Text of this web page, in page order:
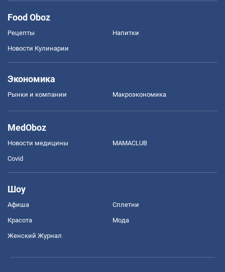
Food Oboz
Рецепты Напитки
Новости Кулинарии
Экономика
Рынки и компании Mакроэкономика
MedOboz
Новости медицины MAMACLUB
Covid
Шоу
Афиша Сплетни
Красота Мода
Женский Журнал